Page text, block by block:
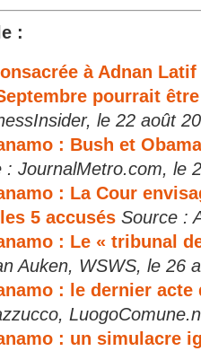
:
à Adnan Latif
pourrait
le 22 août
: Bush et
: JournalMetro.com, le
: La Cour
5 accusés Source :
: Le « tribunal
Auken, WSWS, le 26
: le dernier acte
: un simulacre